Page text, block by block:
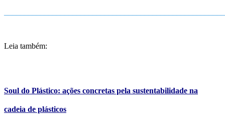
Leia também:
Soul do Plástico: ações concretas pela sustentabilidade na
cadeia de plásticos